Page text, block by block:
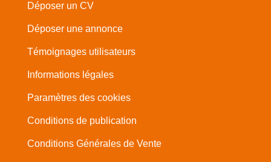
Déposer un CV
Déposer une annonce
Témoignages utilisateurs
Informations légales
Paramètres des cookies
Conditions de publication
Conditions Générales de Vente